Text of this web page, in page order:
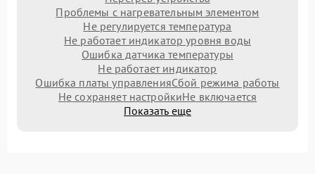
Проблемы с нагревательным элементом
Не регулируется температура
Не работает индикатор уровня воды
Ошибка датчика температуры
Не работает индикатор
Ошибка платы управленияСбой режима работы
Не сохраняет настройкиНе включается
Показать еще